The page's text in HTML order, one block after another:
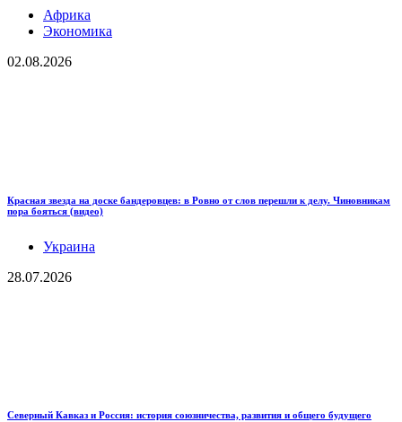
Африка
Экономика
02.08.2026
Красная звезда на доске бандеровцев: в Ровно от слов перешли к делу. Чиновникам
пора бояться (видео)
Украина
28.07.2026
Северный Кавказ и Россия: история союзничества, развития и общего будущего